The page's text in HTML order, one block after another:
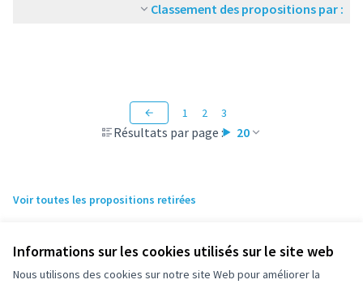
Informations sur les cookies utilisés sur le site web
Nous utilisons des cookies sur notre site Web pour améliorer la
Classement des propositions par :
Résultats par page : 20
1 2 3
Voir toutes les propositions retirées